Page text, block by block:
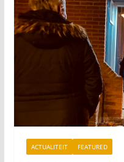
ACTUALITEIT FEATURED